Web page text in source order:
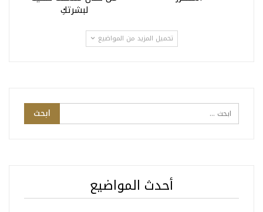
لبشرتكِ
تحميل المزيد من المواضيع
أحدث المواضيع